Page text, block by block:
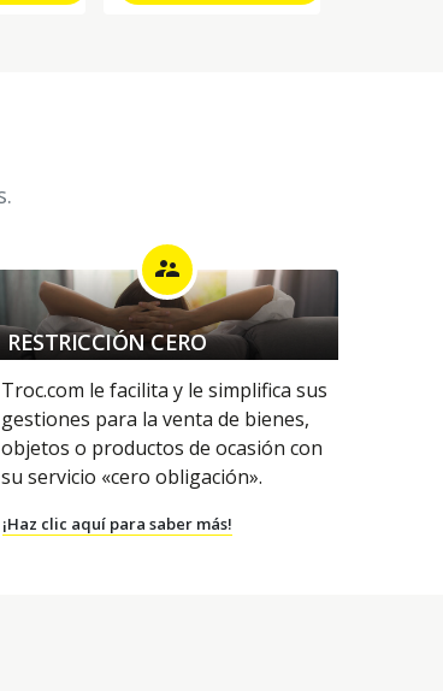
supervisor_account
RESTRICCIÓN CERO
Troc.com le facilita y le simplifica sus
gestiones para la venta de bienes,
objetos o productos de ocasión con
su servicio «cero obligación».
¡Haz clic aquí para saber más!